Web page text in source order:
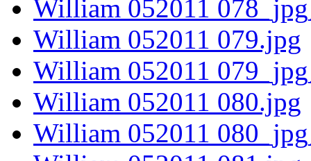
William 052011
William 052011 079.jpg
William 052011
William 052011 080.jpg
William 052011